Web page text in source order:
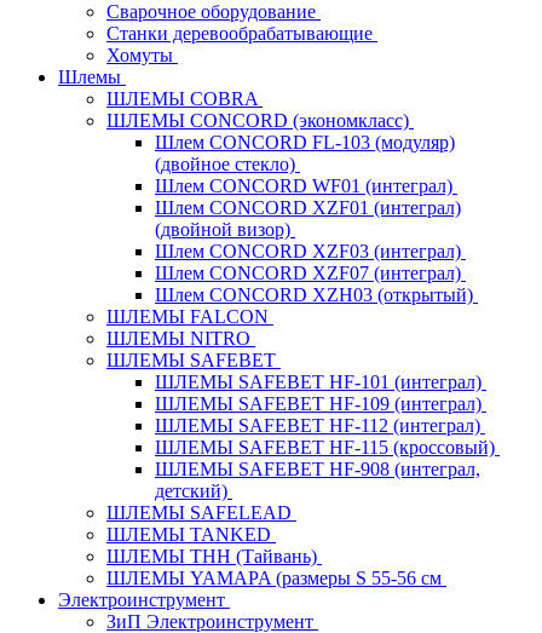
Сварочное оборудование
Станки деревообрабатывающие
Хомуты
Шлемы
ШЛЕМЫ COBRA
ШЛЕМЫ CONCORD (экономкласс)
Шлем CONCORD FL-103 (модуляр)
(двойное стекло)
Шлем CONCORD WF01 (интеграл)
Шлем CONCORD XZF01 (интеграл)
(двойной визор)
Шлем CONCORD XZF03 (интеграл)
Шлем CONCORD XZF07 (интеграл)
Шлем CONCORD XZH03 (открытый)
ШЛЕМЫ FALCON
ШЛЕМЫ NITRO
ШЛЕМЫ SAFEBET
ШЛЕМЫ SAFEBET HF-101 (интеграл)
ШЛЕМЫ SAFEBET HF-109 (интеграл)
ШЛЕМЫ SAFEBET HF-112 (интеграл)
ШЛЕМЫ SAFEBET HF-115 (кроссовый)
ШЛЕМЫ SAFEBET HF-908 (интеграл,
детский)
ШЛЕМЫ SAFELEAD
ШЛЕМЫ TANKED
ШЛЕМЫ THH (Тайвань)
ШЛЕМЫ YAMAPA (размеры S 55-56 см
Электроинструмент
ЗиП Электроинструмент